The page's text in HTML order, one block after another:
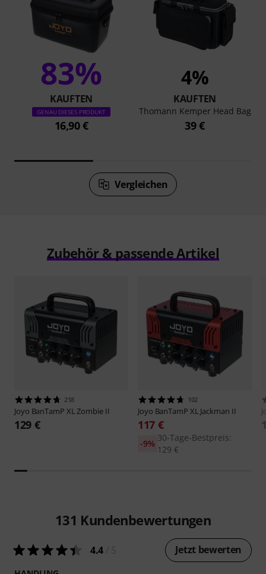
83%
KAUFTEN
GENAU DIESES PRODUKT
16,90 €
4%
KAUFTEN
Thomann Kemper Head Bag
39 €
Vergleichen
Zubehör & passende Artikel
218
Joyo BanTamP XL Zombie II
129 €
102
Joyo BanTamP XL Jackman II
117 €
30-Tage-Bestpreis:
129 €
-9%
131 Kundenbewertungen
4.4 Jetzt bewerten